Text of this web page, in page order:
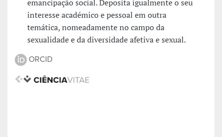
emancipação social. Deposita igualmente o seu
interesse académico e pessoal em outra
temática, nomeadamente no campo da
sexualidade e da diversidade afetiva e sexual.
ORCID